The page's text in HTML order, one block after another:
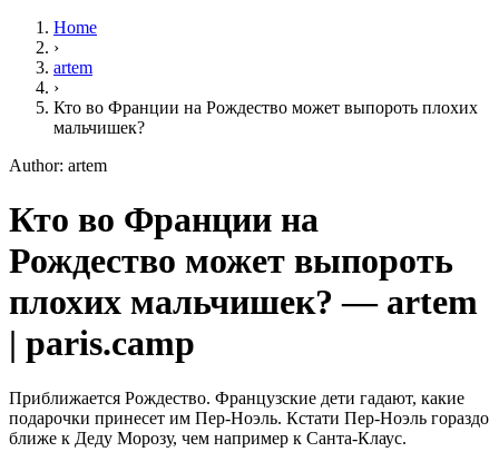
Home
›
artem
›
Кто во Франции на Рождество может выпороть плохих
мальчишек?
Author: artem
Кто во Франции на
Рождество может выпороть
плохих мальчишек? — artem
| paris.camp
Приближается Рождество. Французские дети гадают, какие
подарочки принесет им Пер-Ноэль. Кстати Пер-Ноэль гораздо
ближе к Деду Морозу, чем например к Санта-Клаус.